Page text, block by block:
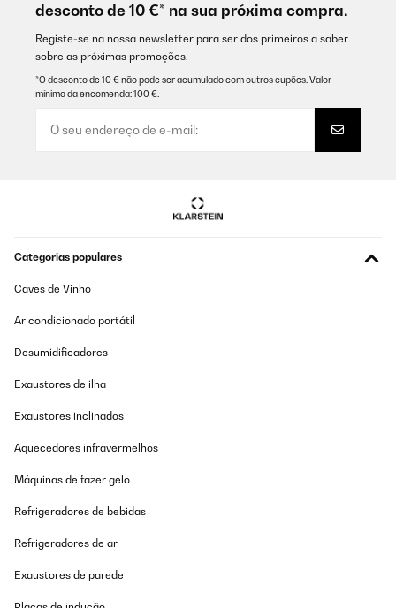
Amazon-Benutzer
Traduzir
AVALIAÇÃO COMPROVADA
Ich kann es jedem empfehlen der große Mengen zur dörren hat.
AVALIAÇÃO COMPROVADA
Utente Amazon
efficacité taille très avantageux. Utilisation : légumes divers (de la
pour les provisions....
Utilisateur d'Amazon
desconto de 10 €* na sua próxima compra.
Registe-se na nossa newsletter para ser dos primeiros a saber
sobre as próximas promoções.
*O desconto de 10 € não pode ser acumulado com outros cupões. Valor
mínimo da encomenda: 100 €.
Categorias populares
Caves de Vinho
Ar condicionado portátil
Desumidificadores
Exaustores de ilha
Exaustores inclinados
Aquecedores infravermelhos
Máquinas de fazer gelo
Refrigeradores de bebidas
Refrigeradores de ar
Exaustores de parede